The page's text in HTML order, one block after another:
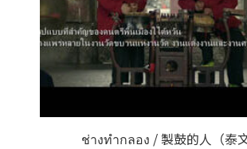
ช่างทำกลอง / 製鼓的人（泰文